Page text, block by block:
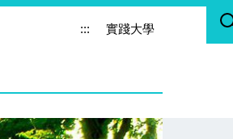
::: 實踐大學